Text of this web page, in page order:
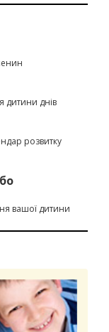
дитини днів
розвитку
вашої дитини